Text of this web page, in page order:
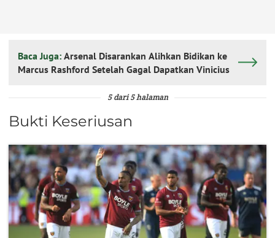
Baca Juga: Arsenal Disarankan Alihkan Bidikan ke
Marcus Rashford Setelah Gagal Dapatkan Vinicius
5 dari 5 halaman
Bukti Keseriusan